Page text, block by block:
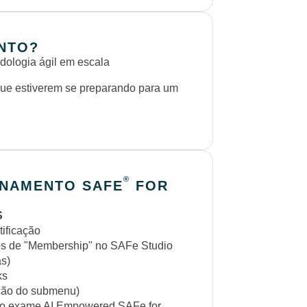
ágil em escala
estiverem se preparando para um
SAFE® FOR
de "Membership" no SAFe Studio
do submenu)